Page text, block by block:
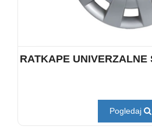
RATKAPE UNIVERZALNE
Pogledaj